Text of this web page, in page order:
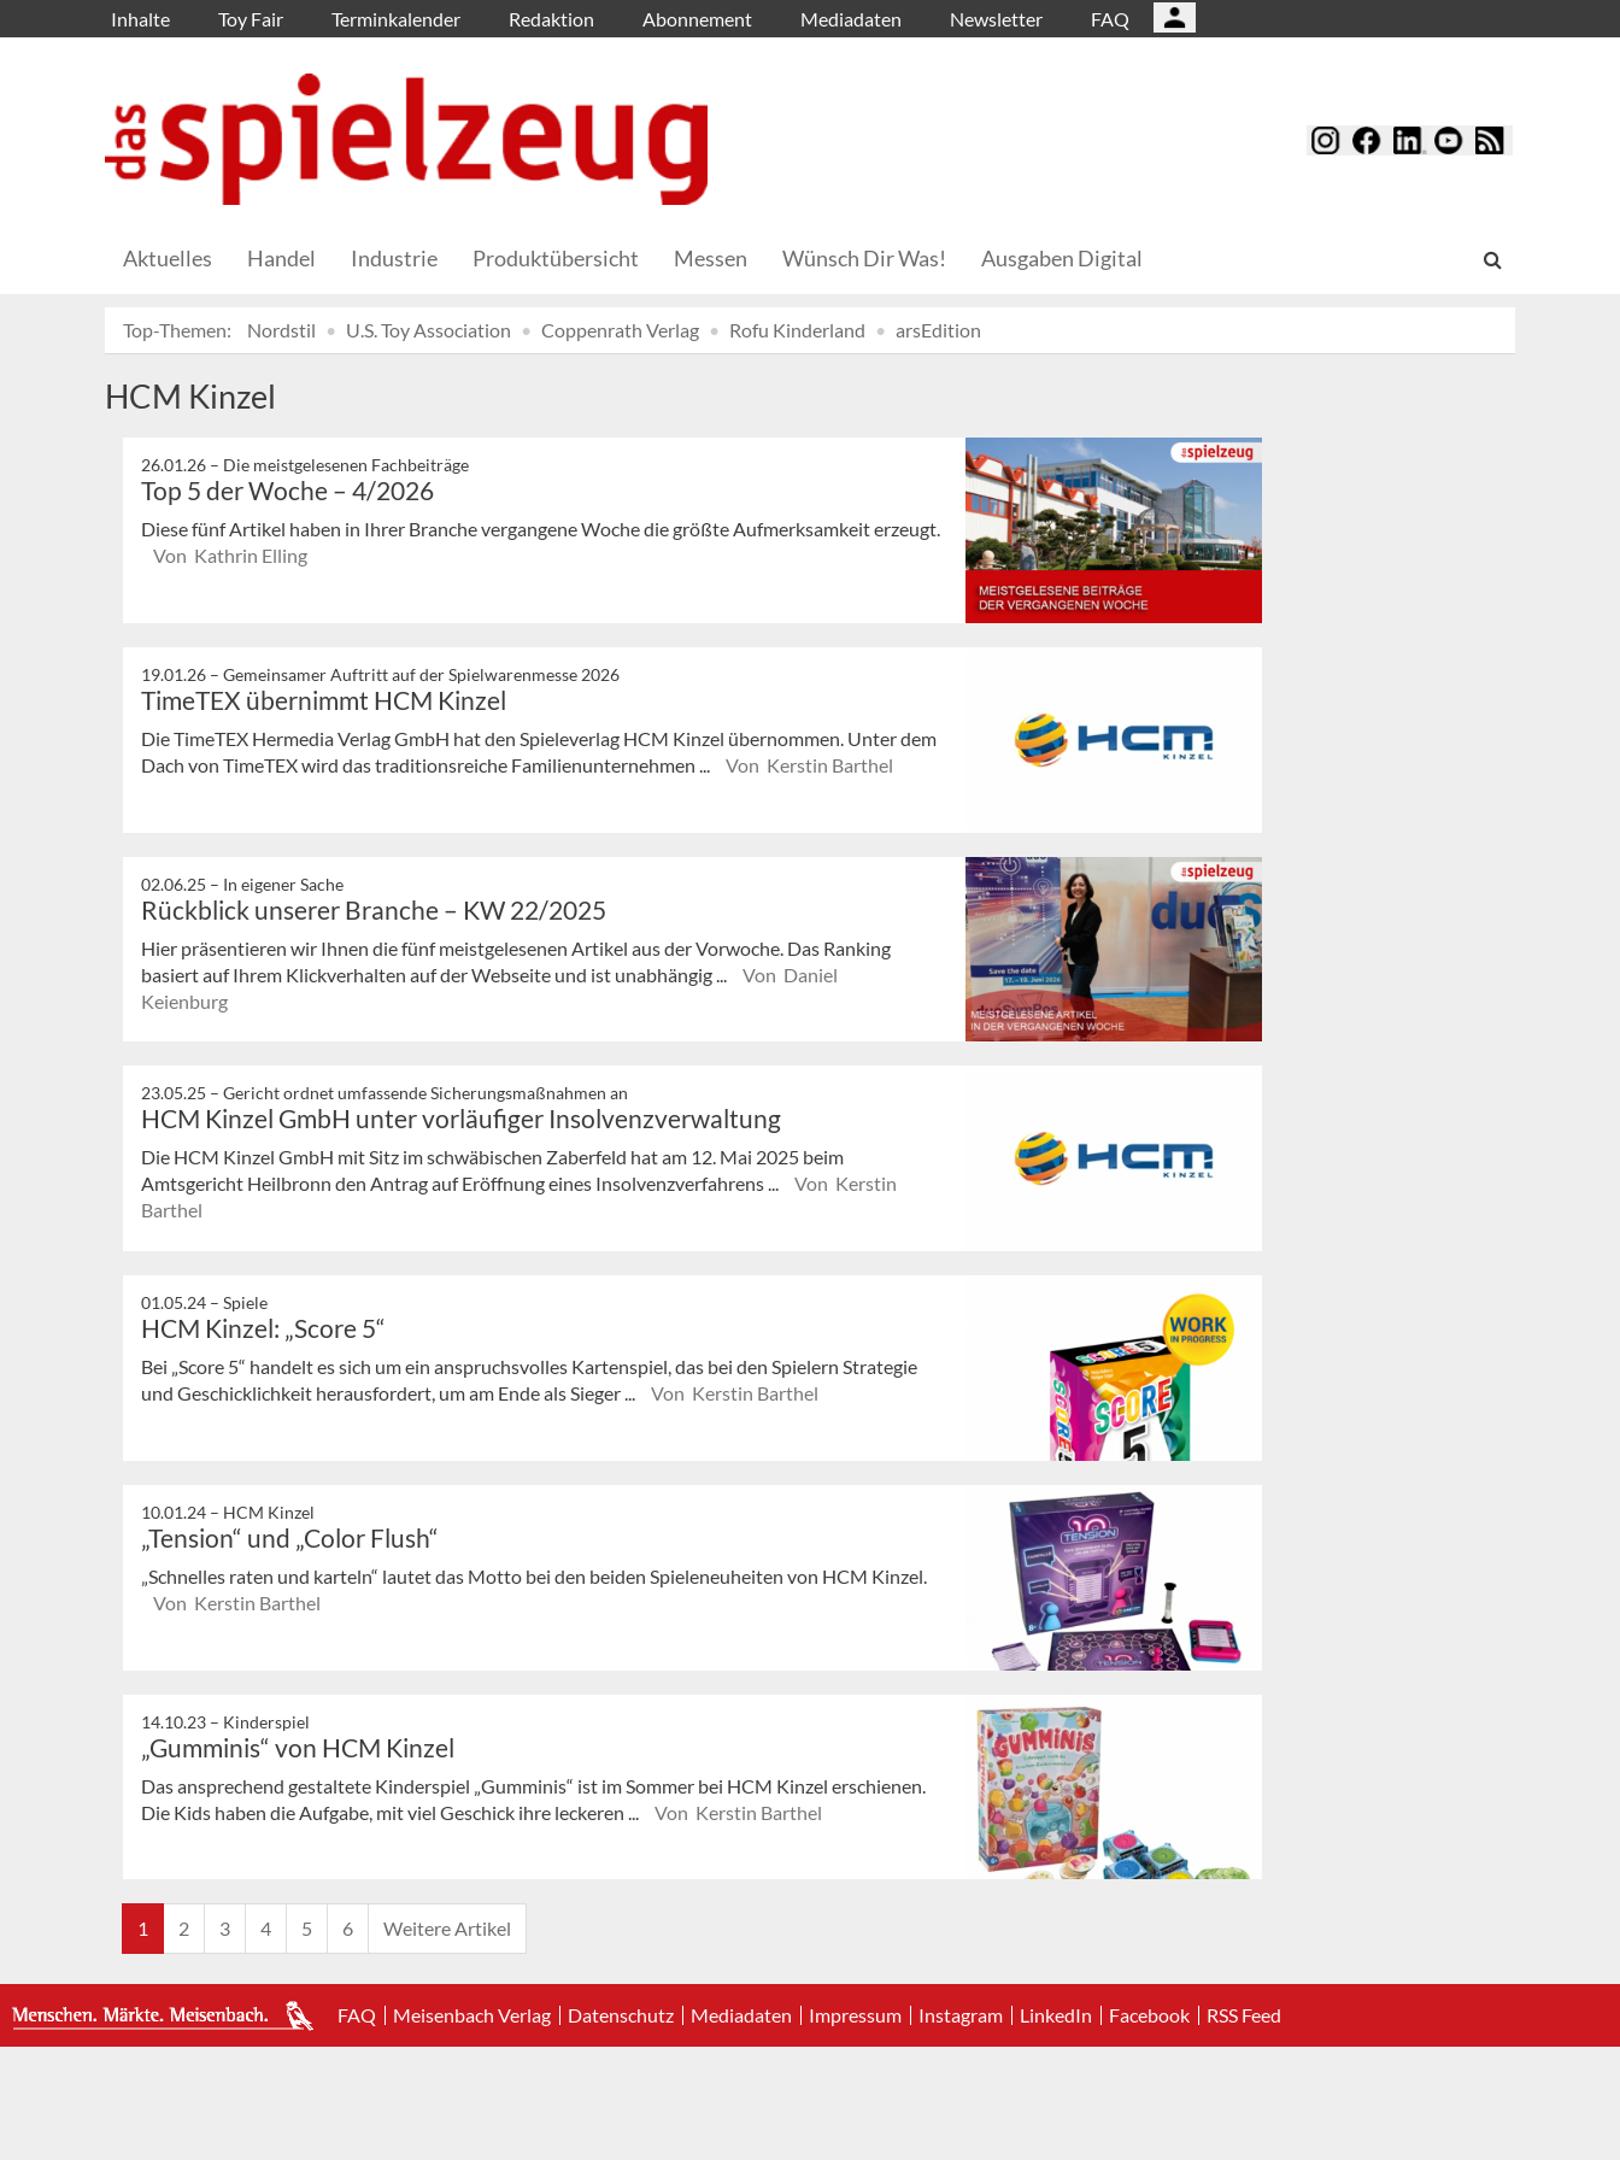
Inhalte Toy Fair Terminkalender Redaktion Abonnement Mediadaten Newsletter FAQ
Aktuelles Handel Industrie Produktübersicht Messen Wünsch Dir Was! Ausgaben Digital
Top-Themen: Nordstil U.S. Toy Association Coppenrath Verlag Rofu Kinderland arsEdition
HCM Kinzel
26.01.26 – Die meistgelesenen Fachbeiträge
Top 5 der Woche – 4/2026
Diese fünf Artikel haben in Ihrer Branche vergangene Woche die größte Aufmerksamkeit erzeugt.
Von Kathrin Elling
19.01.26 – Gemeinsamer Auftritt auf der Spielwarenmesse 2026
TimeTEX übernimmt HCM Kinzel
Die TimeTEX Hermedia Verlag GmbH hat den Spieleverlag HCM Kinzel übernommen. Unter dem
Dach von TimeTEX wird das traditionsreiche Familienunternehmen ...
Von Kerstin Barthel
02.06.25 – In eigener Sache
Rückblick unserer Branche – KW 22/2025
Hier präsentieren wir Ihnen die fünf meistgelesenen Artikel aus der Vorwoche. Das Ranking
basiert auf Ihrem Klickverhalten auf der Webseite und ist unabhängig ...
Von Daniel
Keienburg
23.05.25 – Gericht ordnet umfassende Sicherungsmaßnahmen an
HCM Kinzel GmbH unter vorläufiger Insolvenzverwaltung
Die HCM Kinzel GmbH mit Sitz im schwäbischen Zaberfeld hat am 12. Mai 2025 beim
Amtsgericht Heilbronn den Antrag auf Eröffnung eines Insolvenzverfahrens ...
Von Kerstin
Barthel
01.05.24 – Spiele
HCM Kinzel: „Score 5“
Bei „Score 5“ handelt es sich um ein anspruchsvolles Kartenspiel, das bei den Spielern Strategie
und Geschicklichkeit herausfordert, um am Ende als Sieger ...
Von Kerstin Barthel
10.01.24 – HCM Kinzel
„Tension“ und „Color Flush“
„Schnelles raten und karteln“ lautet das Motto bei den beiden Spieleneuheiten von HCM Kinzel.
Von Kerstin Barthel
14.10.23 – Kinderspiel
„Gumminis“ von HCM Kinzel
Das ansprechend gestaltete Kinderspiel „Gumminis“ ist im Sommer bei HCM Kinzel erschienen.
Die Kids haben die Aufgabe, mit viel Geschick ihre leckeren ...
Von Kerstin Barthel
1 2 3 4 5 6 Weitere Artikel
FAQ Meisenbach Verlag Datenschutz Mediadaten Impressum Instagram LinkedIn Facebook RSS Feed